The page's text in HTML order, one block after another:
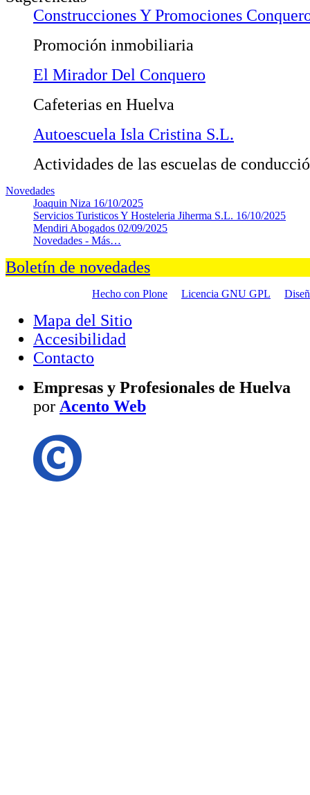
Construcciones Y Promociones
Promoción inmobiliaria
El Mirador Del Conquero
Cafeterias en Huelva
Autoescuela Isla Cristina S.L.
Actividades de las escuelas de
Novedades
Joaquin Niza 16/10/2025
Servicios Turisticos Y Hosteleria Jiherma S.L. 16/10/2025
Mendiri Abogados 02/09/2025
Novedades - Más…
Boletín de novedades
Hecho con Plone Licencia GNU GPL
Mapa del Sitio
Accesibilidad
Contacto
Empresas y Profesionales de Huelva
por Acento Web